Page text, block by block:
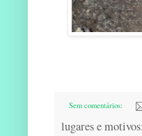
Sem comentários:
lugares e motivos: